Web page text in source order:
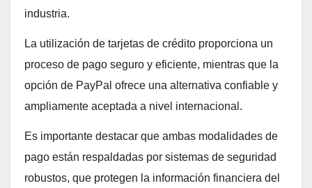
industria.
La utilización de tarjetas de crédito proporciona un
proceso de pago seguro y eficiente, mientras que la
opción de PayPal ofrece una alternativa confiable y
ampliamente aceptada a nivel internacional.
Es importante destacar que ambas modalidades de
pago están respaldadas por sistemas de seguridad
robustos, que protegen la información financiera del